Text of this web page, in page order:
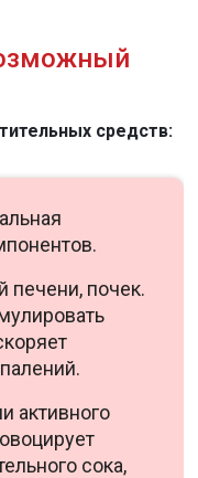
средств:
печени, почек.
активного
сока,